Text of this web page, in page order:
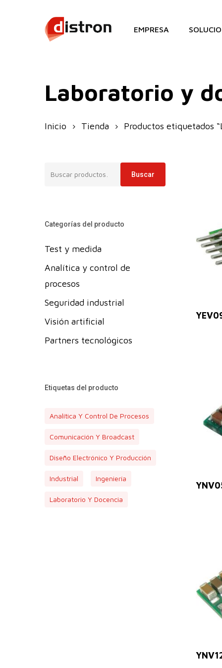
EMPRESA
Laboratorio y
Inicio Tienda Productos etiquetados
Buscar
Categorías del producto
Test y medida
Analítica y control de
procesos
Seguridad industrial
Visión artificial
Partners tecnológicos
Etiquetas del producto
Analítica Y Control De Procesos
Comunicación Y Broadcast
Diseño Electrónico Y Producción
Industrial Ingeniería
Laboratorio Y Docencia